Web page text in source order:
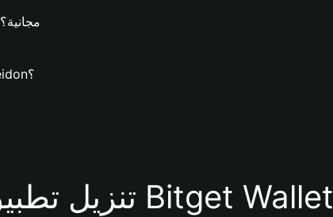
هل محفظة poseidon مجانية؟
ما هي قيمة عملة poseidon؟
تنزيل تطبيق محفظة Bitget Wallet